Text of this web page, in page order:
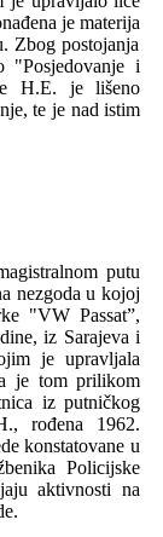
a jematerija
. Zbogpostojanja
"Posjedovanje i
H.E. jelišeno
, te je nad istim
putu
nezgoda u kojoj
"VW Passat”,
iz Sarajeva i
je upravljala
je tom prilikom
iz putničkog
., rođena 1962.
konstatovane u
Policijske
aktivnosti na